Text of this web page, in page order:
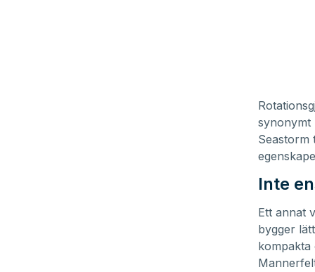
synonymt
Seastorm
Inte
Ett annat
bygger
kompakta